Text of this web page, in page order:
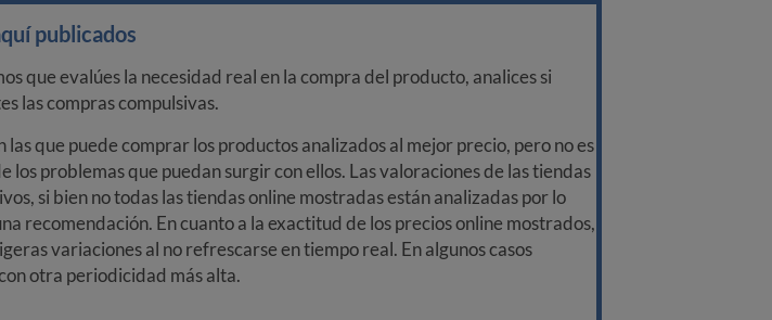
publicados
que evalúes la necesidad real en la compra del producto, analices si
las compras compulsivas.
que puede comprar los productos analizados al mejor precio, pero no es
problemas que puedan surgir con ellos. Las valoraciones de las tiendas
si bien no todas las tiendas online mostradas están analizadas por lo
recomendación. En cuanto a la exactitud de los precios online mostrados,
variaciones al no refrescarse en tiempo real. En algunos casos
otra periodicidad más alta.